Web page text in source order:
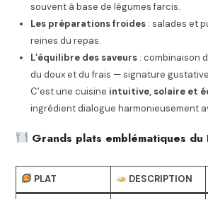
souvent à base de légumes farcis.
Les préparations froides : salades et
reines du repas.
L’équilibre des saveurs : combinaison
du doux et du frais — signature
C’est une cuisine intuitive, solaire et
ingrédient dialogue harmonieusement
Grands plats emblématiques du
PLAT DESCRIPTION